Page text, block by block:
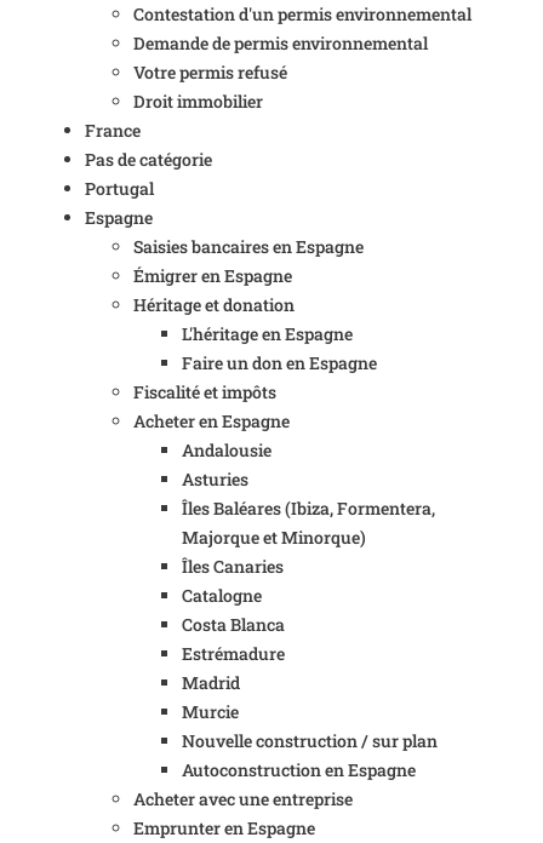
Contestation d'un permis environnemental
Demande de permis environnemental
Votre permis refusé
Droit immobilier
France
Pas de catégorie
Portugal
Espagne
Saisies bancaires en Espagne
Émigrer en Espagne
Héritage et donation
L'héritage en Espagne
Faire un don en Espagne
Fiscalité et impôts
Acheter en Espagne
Andalousie
Asturies
Îles Baléares (Ibiza, Formentera,
Majorque et Minorque)
Îles Canaries
Catalogne
Costa Blanca
Estrémadure
Madrid
Murcie
Nouvelle construction / sur plan
Autoconstruction en Espagne
Acheter avec une entreprise
Emprunter en Espagne